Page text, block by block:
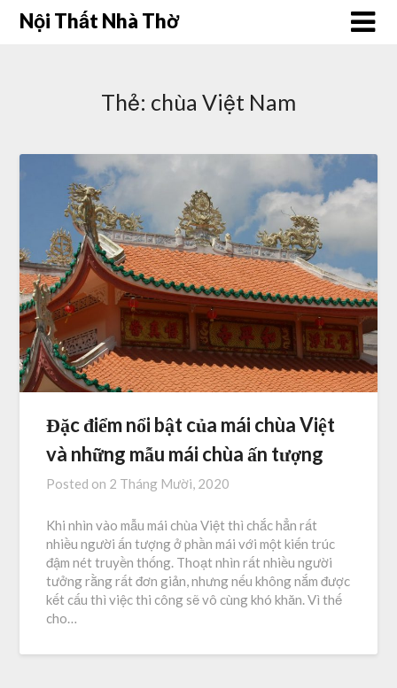
SkipNội Thất Nhà Thờ
Thẻ: chùa Việt Nam
Đặc điểm nổi bật của mái chùa Việt
và những mẫu mái chùa ấn tượng
Posted on 2 Tháng Mười, 2020
Khi nhìn vào mẫu mái chùa Việt thì chắc hẳn rất
nhiều người ấn tượng ở phần mái với một kiến trúc
đậm nét truyền thống. Thoạt nhìn rất nhiều người
tưởng rằng rất đơn giản, nhưng nếu không nắm được
kết cấu thì việc thi công sẽ vô cùng khó khăn. Vì thế
cho…